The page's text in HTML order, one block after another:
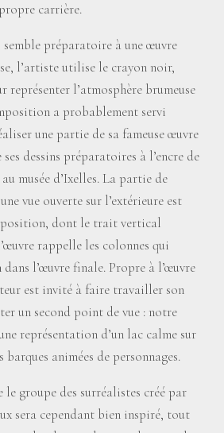
carrière.
préparatoire à une œuvre
l’artiste utilise le crayon noir,
représenter l’atmosphère brumeuse
a probablement servi
une partie de sa fameuse œuvre
dessins préparatoires à l’encre de
musée d’Ixelles. La partie de
vue ouverte sur l’extérieure est
dont le trait vertical
rappelle les colonnes qui
l’œuvre finale. Propre à l’œuvre
est invité à faire travailler son
un second point de vue : notre
représentation d’un lac calme sur
animées de personnages.
le groupe des surréalistes créé par
sera cependant bien inspiré, tout